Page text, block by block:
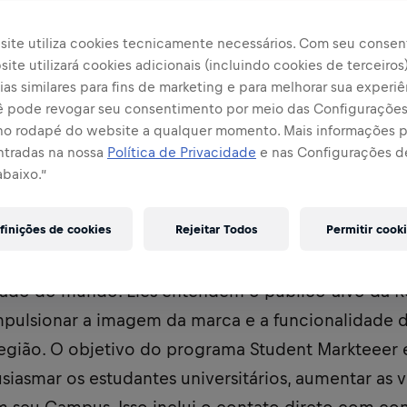
fazem parte do programa de
do mundo. Eles entendem o público-alvo da
a imagem da marca e a funcionalidade
O objetivo do programa Student Markteeer
os estudantes universitários, aumentar as
utiliza cookies tecnicamente necessários. Com seu
utilizará cookies adicionais (incluindo cookies de
similares para fins de marketing e para melhorar sua
pode revogar seu consentimento por meio das
rodapé do website a qualquer momento. Mais informações
na nossa Política de Privacidade e nas Configurações
Rejeitar Todos Permitir
de cookies